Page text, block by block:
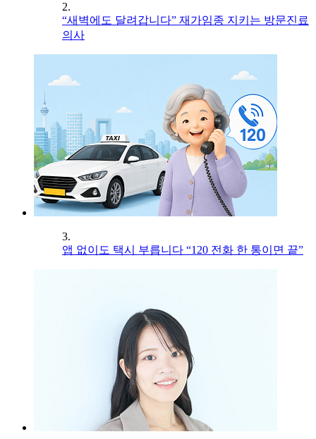
2.
“새벽에도 달려갑니다” 재가임종 지키는 방문진료
의사
3.
앱 없이도 택시 부릅니다 “120 전화 한 통이면 끝”